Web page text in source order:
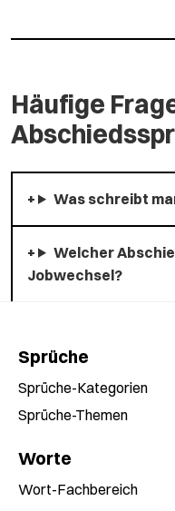
Häufige
Was schreibt
Welcher
Jobwechsel?
Sprüche
Sprüche-Kategorien
Sprüche-Themen
Worte
Wort-Fachbereich